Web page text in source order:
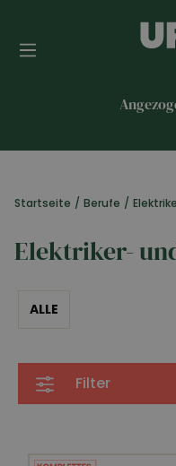
Startseite / Berufe /
Elektriker-
ALLE
Filter